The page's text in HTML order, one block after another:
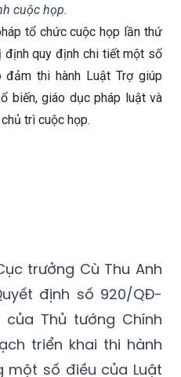
cuộc họp.
tổ chức cuộc họp lần thứ
định quy định chi tiết một số
thi hành Luật Trợ giúp
biến, giáo dục pháp luật và
trì cuộc họp.
trưởng Cù Thu Anh
định số 920/QĐ-
Thủ tướng Chính
triển khai thi hành
một số điều của Luật